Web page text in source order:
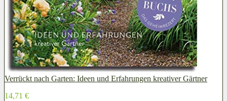
Verrückt nach Garten: Ideen und Erfahrungen kreativer Gärtner
14,71 €